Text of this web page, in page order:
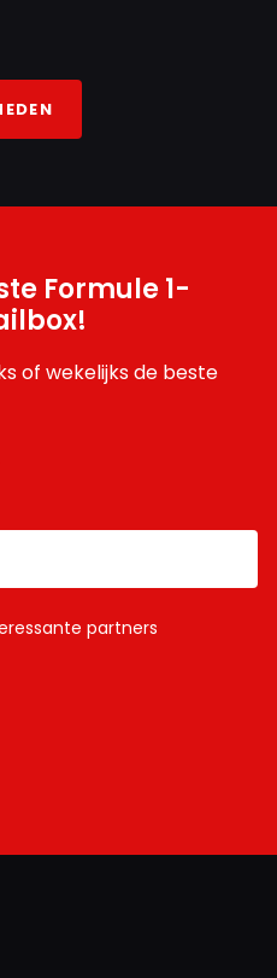
Formule 1-
of wekelijks de beste
partners